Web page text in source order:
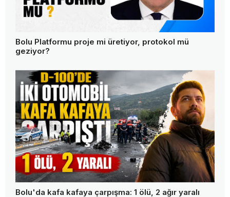
Bolu Platformu proje mi üretiyor, protokol mü
geziyor?
Bolu'da kafa kafaya çarpışma: 1 ölü, 2 ağır yaralı